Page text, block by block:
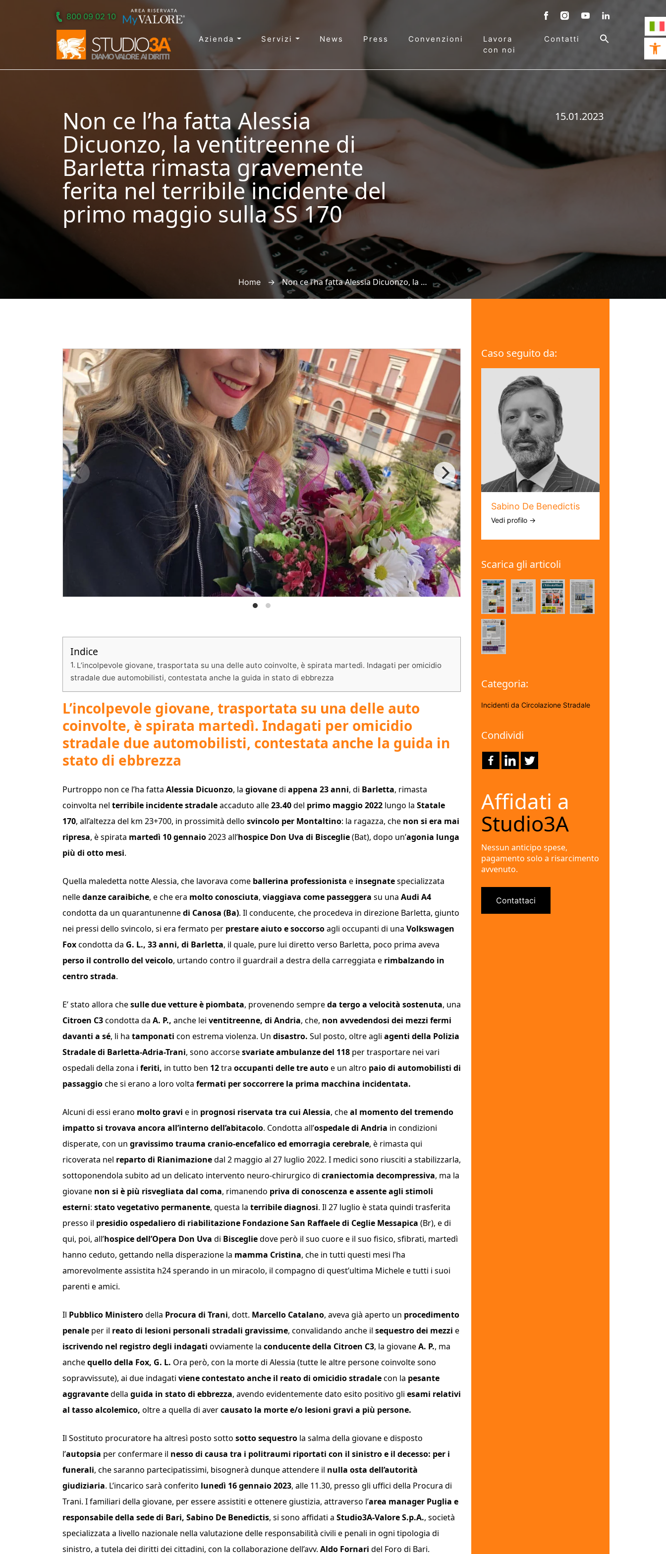
800 09 02 10
Azienda Servizi News Press Convenzioni
Lavora
con noi
Contatti
Non ce l’ha fatta Alessia
Dicuonzo, la ventitreenne di
Barletta rimasta gravemente
ferita nel terribile incidente del
primo maggio sulla SS 170
15.01.2023
Home → Non ce l’ha fatta Alessia Dicuonzo, la ventitreenne di Barletta rimasta gravemente ferita nel terribile incidente del primo maggio sulla SS 170
Indice
L’incolpevole giovane, trasportata su una delle auto coinvolte, è spirata martedì. Indagati per omicidio
stradale due automobilisti, contestata anche la guida in stato di ebbrezza
L’incolpevole giovane, trasportata su una delle auto
coinvolte, è spirata martedì. Indagati per omicidio
stradale due automobilisti, contestata anche la guida in
stato di ebbrezza
Purtroppo non ce l’ha fatta Alessia Dicuonzo, la giovanedi appena 23 anni, di Barletta, rimasta
coinvolta nel terribile incidente stradaleaccaduto alle23.40del primo maggio 2022 lungo la Statale
170, all’altezza del km 23+700, in prossimità dello svincolo per Montaltino: la ragazza, che non si era mai
ripresa, è spirata martedì 10 gennaio2023 all’hospice Don Uva di Bisceglie(Bat), dopo un’agonia lunga
più di otto mesi.
Quella maledetta notte Alessia, che lavorava come ballerina professionista e insegnatespecializzata
nelledanze caraibiche, e che era molto conosciuta, viaggiava come passeggera su una Audi A4
condotta da un quarantunennedi Canosa (Ba). Il conducente, che procedeva in direzione Barletta, giunto
nei pressi dello svincolo, si era fermato per prestare aiuto e soccorsoagli occupanti di una Volkswagen
Foxcondotta da G. L., 33 anni, di Barletta, il quale, pure lui diretto verso Barletta, poco prima aveva
perso il controllo del veicolo, urtando contro il guardrail a destra della carreggiata e rimbalzando in
centro strada.
E’ stato allora chesulle due vetture è piombata, provenendo sempreda tergo a velocità sostenuta, una
Citroen C3condotta da A. P., anche lei ventitreenne, di Andria, che, non avvedendosi dei mezzi fermi
davanti a sé, li ha tamponati con estrema violenza. Un disastro. Sul posto, oltre agli agenti della Polizia
Stradale di Barletta-Adria-Trani, sono accorsesvariate ambulanze del 118 per trasportare nei vari
ospedali della zona i feriti, in tutto ben 12tra occupanti delle tre autoe un altro paio di automobilisti di
passaggioche si erano a loro volta fermati per soccorrere la prima macchina incidentata.
Alcuni di essi erano molto gravi e in prognosi riservata tra cui Alessia, cheal momento del tremendo
impatto si trovava ancora all’interno dell’abitacolo. Condotta all’ospedale di Andria in condizioni
disperate, con un gravissimo trauma cranio-encefalico ed emorragia cerebrale, è rimasta qui
ricoverata nel reparto di Rianimazionedal 2 maggio al 27 luglio 2022. I medici sono riusciti a stabilizzarla,
sottoponendola subito ad un delicato intervento neuro-chirurgico di craniectomia decompressiva, ma la
giovane non si è più risvegliata dal coma, rimanendo priva di conoscenza e assente agli stimoli
esterni: stato vegetativo permanente, questa la terribile diagnosi. Il 27 luglio è stata quindi trasferita
presso il presidio ospedaliero di riabilitazione Fondazione San Raffaele di Ceglie Messapica (Br), e di
qui, poi, all’hospice dell’Opera Don Uva di Biscegliedove però il suo cuore e il suo fisico, sfibrati, martedì
hanno ceduto, gettando nella disperazione la mamma Cristina, che in tutti questi mesi l’ha
amorevolmente assistita h24 sperando in un miracolo, il compagno di quest’ultima Michele e tutti i suoi
parenti e amici.
Il Pubblico Ministerodella Procura di Trani, dott. Marcello Catalano, aveva già aperto un procedimento
penale per il reato di lesioni personali stradali gravissime, convalidando anche il sequestro dei mezzi e
iscrivendo nel registro degli indagati ovviamente la conducente della Citroen C3, la giovaneA. P., ma
anchequello della Fox, G. L. Ora però, con la morte di Alessia (tutte le altre persone coinvolte sono
sopravvissute), ai due indagati viene contestato anche il reato di omicidio stradalecon la pesante
aggravantedella guida in stato di ebbrezza, avendo evidentemente dato esito positivo gli esami relativi
al tasso alcolemico, oltre a quella di avercausato la morte e/o lesioni gravi a più persone.
Il Sostituto procuratore ha altresì posto sotto sotto sequestro la salma della giovane e disposto
l’autopsia per confermare il nesso di causa tra i politraumi riportati con il sinistro e il decesso: per i
funerali, che saranno partecipatissimi, bisognerà dunque attendere il nulla osta dell’autorità
giudiziaria. L’incarico sarà conferito lunedì 16 gennaio 2023, alle 11.30, presso gli uffici della Procura di
Trani. I familiari della giovane, per essere assistiti e ottenere giustizia, attraverso l’area manager Puglia e
responsabile della sede di Bari, Sabino De Benedictis, si sono affidati a Studio3A-Valore S.p.A., società
specializzata a livello nazionale nella valutazione delle responsabilità civili e penali in ogni tipologia di
sinistro, a tutela dei diritti dei cittadini, con la collaborazione dell’avv. Aldo Fornari del Foro di Bari.
Caso seguito da:
Sabino De Benedictis
Vedi profilo →
Scarica gli articoli
Categoria:
Incidenti da Circolazione Stradale
Condividi
Affidati a
Studio3A
Nessun anticipo spese,
pagamento solo a risarcimento
avvenuto.
Contattaci